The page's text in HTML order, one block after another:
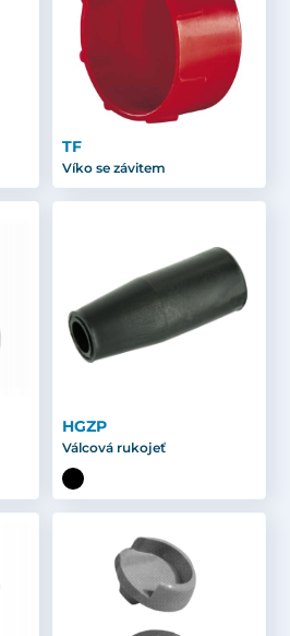
TF
Víko se závitem
HGZP
Válcová rukojeť